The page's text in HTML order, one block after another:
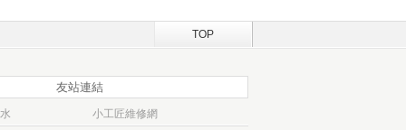
TOP
友站連結
小工匠維修網